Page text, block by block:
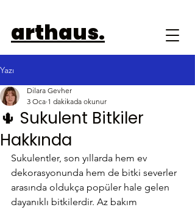
arthaus.
Yazı
🌵 Sukulent Bitkiler
Hakkında
Dilara Gevher
3 Oca 1 dakikada okunur
Sukulentler, son yıllarda hem ev
dekorasyonunda hem de bitki severler
arasında oldukça popüler hale gelen
dayanıklı bitkilerdir. Az bakım